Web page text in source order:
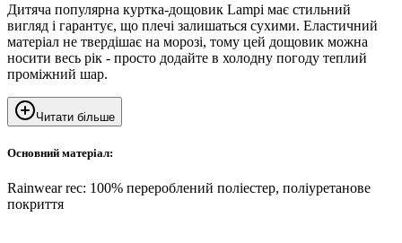
Дитяча популярна куртка-дощовик Lampi має стильний
вигляд і гарантує, що плечі залишаться сухими. Еластичний
матеріал не твердішає на морозі, тому цей дощовик можна
носити весь рік - просто додайте в холодну погоду теплий
проміжний шар.
Читати більше
Основний матеріал:
Rainwear rec: 100% перероблений поліестер, поліуретанове
покриття